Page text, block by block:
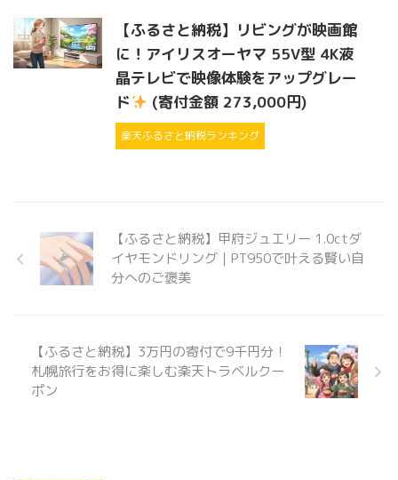
【ふるさと納税】リビングが映画館
に！アイリスオーヤマ 55V型 4K液
晶テレビで映像体験をアップグレー
ド
(寄付金額 273,000円)
楽天ふるさと納税ランキング
【ふるさと納税】甲府ジュエリー 1.0ctダ
イヤモンドリング｜PT950で叶える賢い自
分へのご褒美
【ふるさと納税】3万円の寄付で9千円分！
札幌旅行をお得に楽しむ楽天トラベルクー
ポン